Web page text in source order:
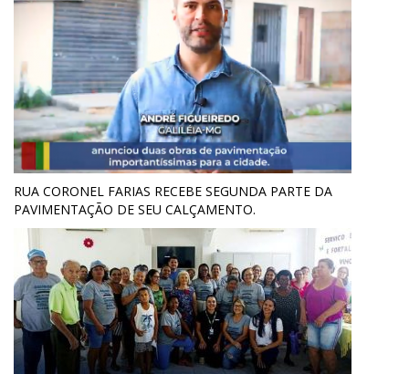
RUA CORONEL FARIAS RECEBE SEGUNDA PARTE DA
PAVIMENTAÇÃO DE SEU CALÇAMENTO.